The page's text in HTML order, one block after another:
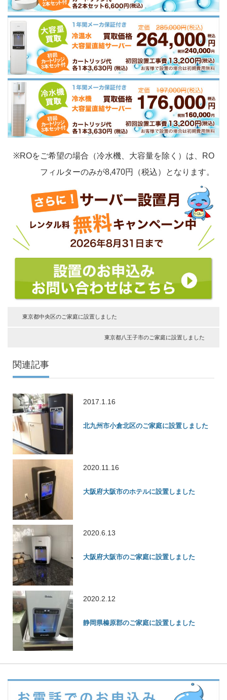
※ROをご希望の場合（冷水機、大容量を除く）は、RO
フィルターのみが8,470円（税込）となります。
東京都中央区のご家庭に設置しました
東京都八王子市のご家庭に設置しました
関連記事
2017.1.16
北九州市小倉北区のご家庭に設置しました
2020.11.16
大阪府大阪市のホテルに設置しました
2020.6.13
大阪府大阪市のご家庭に設置しました
2020.2.12
静岡県榛原郡のご家庭に設置しました